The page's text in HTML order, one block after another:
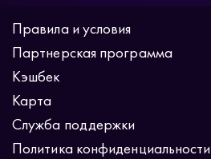
Правила и условия
Партнерская программа
Кэшбек
Карта
Служба поддержки
Политика конфиденциальности